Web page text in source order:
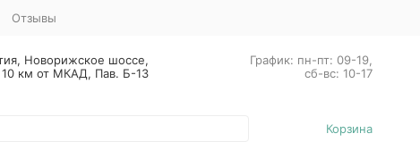
Отзывы
Новорижское шоссе,
10 км от МКАД, Пав. Б-13
График: пн-пт: 09-19,
сб-вс: 10-17
Корзина